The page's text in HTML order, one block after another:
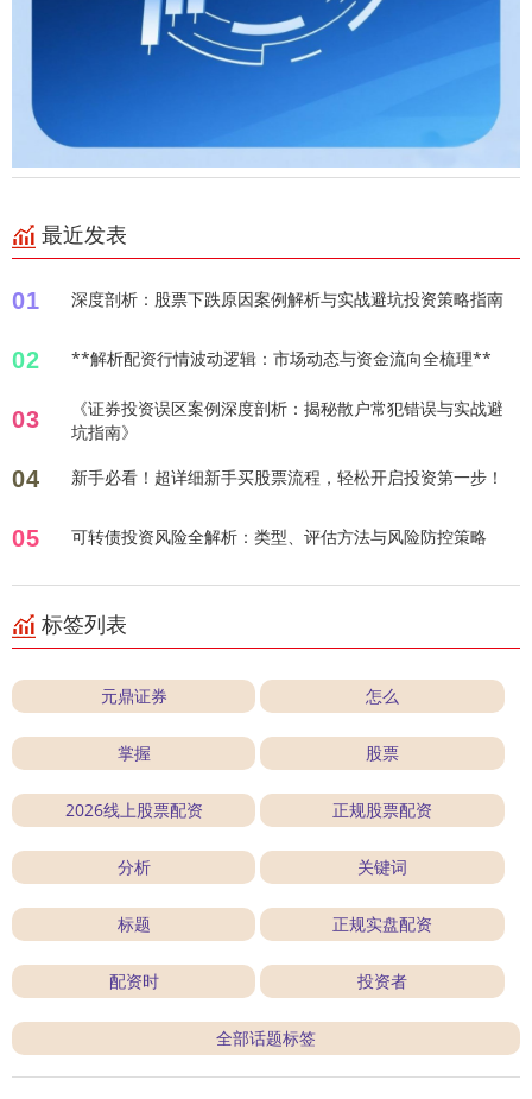
最近发表
01 深度剖析：股票下跌原因案例解析与实战避坑投资策略指南
02 **解析配资行情波动逻辑：市场动态与资金流向全梳理**
03
《证券投资误区案例深度剖析：揭秘散户常犯错误与实战避
坑指南》
04 新手必看！超详细新手买股票流程，轻松开启投资第一步！
05 可转债投资风险全解析：类型、评估方法与风险防控策略
标签列表
元鼎证券 怎么
掌握 股票
2026线上股票配资 正规股票配资
分析 关键词
标题 正规实盘配资
配资时 投资者
全部话题标签